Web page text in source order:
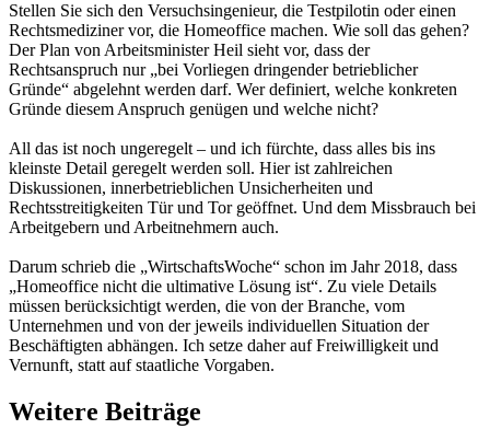
Stellen Sie sich den Versuchsingenieur, die Testpilotin oder einen
Rechtsmediziner vor, die Homeoffice machen. Wie soll das gehen?
Der Plan von Arbeitsminister Heil sieht vor, dass der
Rechtsanspruch nur „bei Vorliegen dringender betrieblicher
Gründe“ abgelehnt werden darf. Wer definiert, welche konkreten
Gründe diesem Anspruch genügen und welche nicht?
All das ist noch ungeregelt – und ich fürchte, dass alles bis ins
kleinste Detail geregelt werden soll. Hier ist zahlreichen
Diskussionen, innerbetrieblichen Unsicherheiten und
Rechtsstreitigkeiten Tür und Tor geöffnet. Und dem Missbrauch bei
Arbeitgebern und Arbeitnehmern auch.
Darum schrieb die „WirtschaftsWoche“ schon im Jahr 2018, dass
„Homeoffice nicht die ultimative Lösung ist“. Zu viele Details
müssen berücksichtigt werden, die von der Branche, vom
Unternehmen und von der jeweils individuellen Situation der
Beschäftigten abhängen. Ich setze daher auf Freiwilligkeit und
Vernunft, statt auf staatliche Vorgaben.
Weitere Beiträge